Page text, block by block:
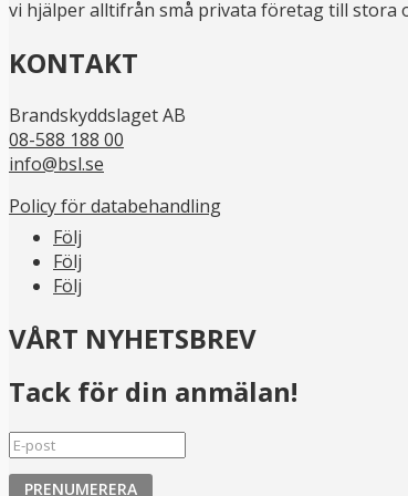
vi hjälper alltifrån små privata företag till
KONTAKT
Brandskyddslaget AB
08-588 188 00
info@bsl.se
Policy för databehandling
Följ
Följ
Följ
VÅRT NYHETSBREV
Tack för din anmälan!
PRENUMERERA